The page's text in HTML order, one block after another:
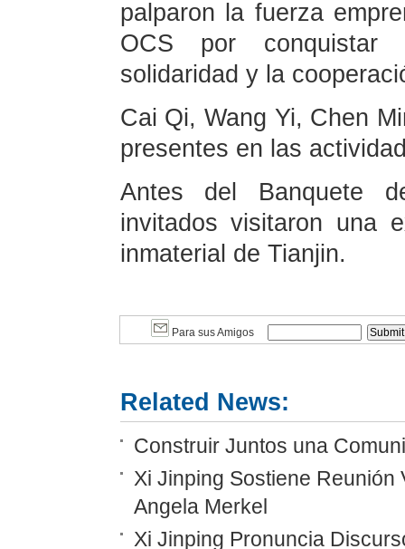
palparon la fuerza
OCS por conquistar
solidaridad y la
Cai Qi, Wang Yi, Chen
presentes en las
Antes del Banquete
invitados visitaron una
inmaterial de Tianjin.
Para sus Amigos
Related News:
Construir Juntos una
Xi Jinping Sostiene Reunión
Angela Merkel
Xi Jinping Pronuncia